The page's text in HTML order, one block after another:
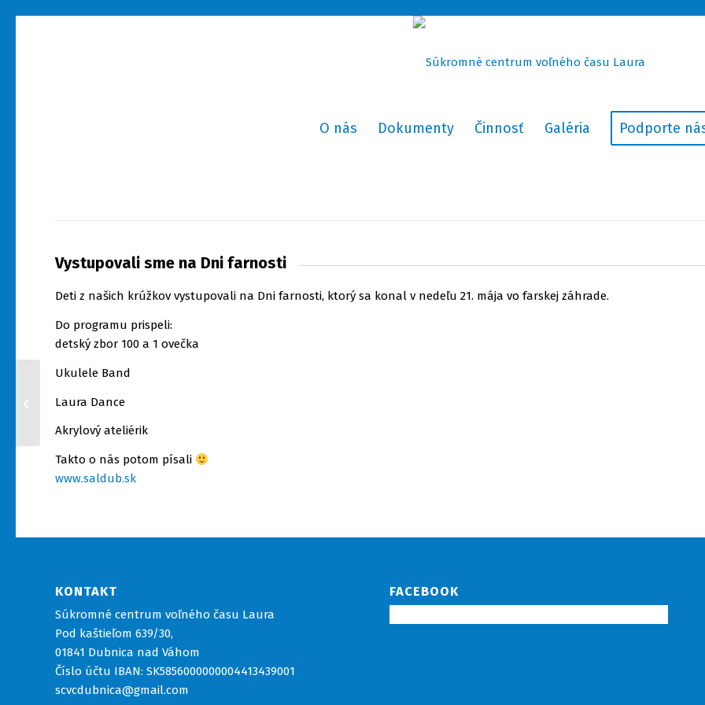
O nás Dokumenty Činnosť Galéria Podporte
Vystupovali sme na Dni farnosti
Deti z našich krúžkov vystupovali na Dni farnosti, ktorý sa konal v nedeľu 21. mája vo farskej záhrade.
Do programu prispeli:
detský zbor 100 a 1 ovečka
Ukulele Band
Laura Dance
Akrylový ateliérik
Takto o nás potom písali
www.saldub.sk
KONTAKT
Súkromné centrum voľného času Laura
Pod kaštieľom 639/30,
01841 Dubnica nad Váhom
Číslo účtu IBAN: SK5856000000004413439001
scvcdubnica@gmail.com
FACEBOOK